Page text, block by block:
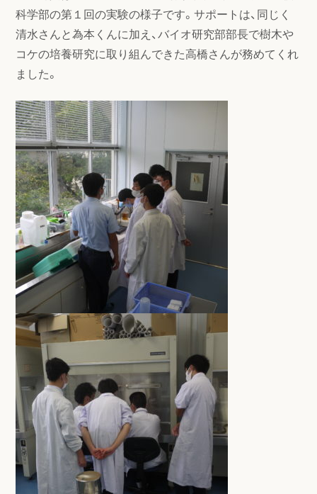
科学部の第１回の実験の様子です。サポートは、同じく
清水さんと為本くんに加え、バイオ研究部部長で樹木や
コケの培養研究に取り組んできた高橋さんが務めてくれ
ました。